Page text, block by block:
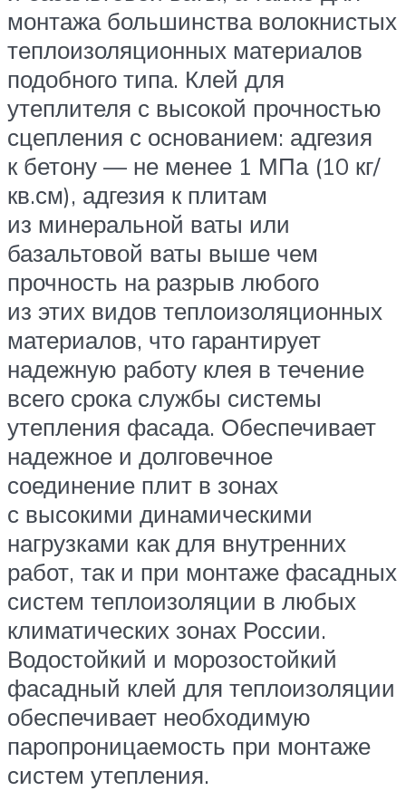
монтажа большинства волокнистых
теплоизоляционных материалов
подобного типа. Клей для
утеплителя с высокой прочностью
сцепления с основанием: адгезия
к бетону — не менее 1 МПа (10 кг/
кв.см), адгезия к плитам
из минеральной ваты или
базальтовой ваты выше чем
прочность на разрыв любого
из этих видов теплоизоляционных
материалов, что гарантирует
надежную работу клея в течение
всего срока службы системы
утепления фасада. Обеспечивает
надежное и долговечное
соединение плит в зонах
с высокими динамическими
нагрузками как для внутренних
работ, так и при монтаже фасадных
систем теплоизоляции в любых
климатических зонах России.
Водостойкий и морозостойкий
фасадный клей для теплоизоляции
обеспечивает необходимую
паропроницаемость при монтаже
систем утепления.